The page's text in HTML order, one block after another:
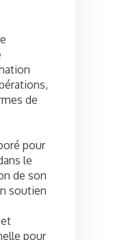
de
pour
le
de son
soutien
pour